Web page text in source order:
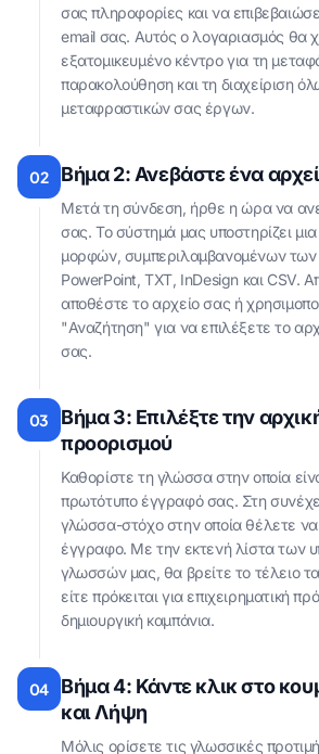
σας πληροφορίες και να
email σας. Αυτός ο λογαριασμός θα
εξατομικευμένο κέντρο για τη
παρακολούθηση και τη διαχείριση
μεταφραστικών σας έργων.
02 Βήμα 2: Ανεβάστε ένα
Μετά τη σύνδεση, ήρθε η ώρα να
σας. Το σύστημά μας υποστηρίζει μια
μορφών, συμπεριλαμβανομένων των
PowerPoint, TXT, InDesign και CSV.
αποθέστε το αρχείο σας ή
"Αναζήτηση" για να επιλέξετε το
σας.
03
Βήμα 3: Επιλέξτε την
προορισμού
Καθορίστε τη γλώσσα στην οποία
πρωτότυπο έγγραφό σας. Στη
γλώσσα-στόχο στην οποία θέλετε
έγγραφο. Με την εκτενή λίστα των
γλωσσών μας, θα βρείτε το τέλειο
είτε πρόκειται για επιχειρηματική
δημιουργική καμπάνια.
04
Βήμα 4: Κάντε κλικ στο
και Λήψη
Μόλις ορίσετε τις γλωσσικές